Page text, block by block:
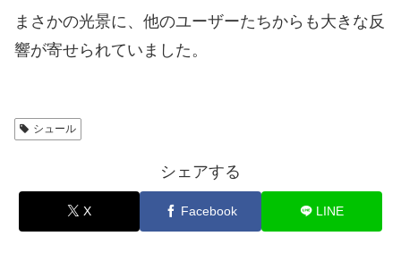
まさかの光景に、他のユーザーたちからも大きな反
響が寄せられていました。
シュール
シェアする
X Facebook LINE